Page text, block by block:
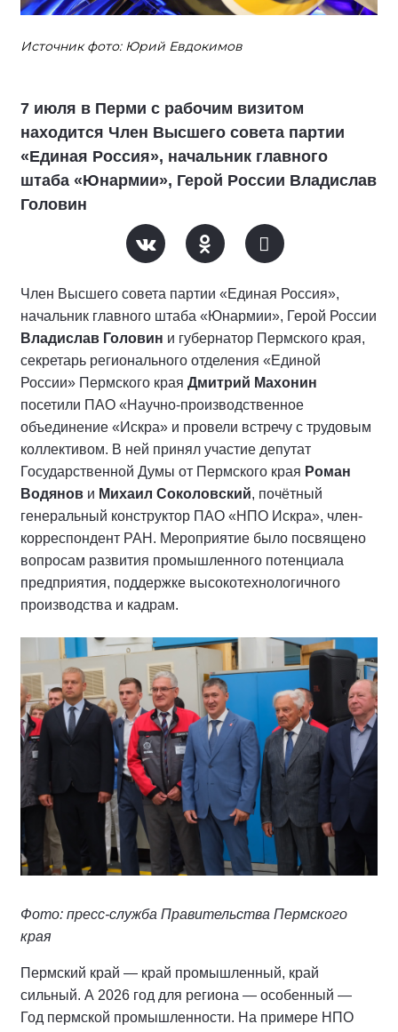
Источник фото: Юрий Евдокимов
7 июля в Перми с рабочим визитом
находится Член Высшего совета партии
«Единая Россия», начальник главного
штаба «Юнармии», Герой России Владислав
Головин
Член Высшего совета партии «Единая Россия»,
начальник главного штаба «Юнармии», Герой России
Владислав Головин и губернатор Пермского края,
секретарь регионального отделения «Единой
России» Пермского края Дмитрий Махонин
посетили ПАО «Научно-производственное
объединение «Искра» и провели встречу с трудовым
коллективом. В ней принял участие депутат
Государственной Думы от Пермского края Роман
Водянов и Михаил Соколовский, почётный
генеральный конструктор ПАО «НПО Искра», член-
корреспондент РАН. Мероприятие было посвящено
вопросам развития промышленного потенциала
предприятия, поддержке высокотехнологичного
производства и кадрам.
Фото: пресс-служба Правительства Пермского
края
Пермский край — край промышленный, край
сильный. А 2026 год для региона — особенный —
Год пермской промышленности. На примере НПО